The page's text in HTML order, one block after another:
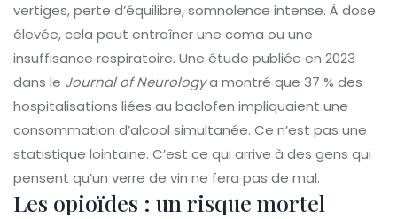
vertiges, perte d’équilibre, somnolence intense. À dose
élevée, cela peut entraîner une coma ou une
insuffisance respiratoire. Une étude publiée en 2023
dans le Journal of Neurologya montré que 37 % des
hospitalisations liées au baclofen impliquaient une
consommation d’alcool simultanée. Ce n’est pas une
statistique lointaine. C’est ce qui arrive à des gens qui
pensent qu’un verre de vin ne fera pas de mal.
Les opioïdes : un risque mortel